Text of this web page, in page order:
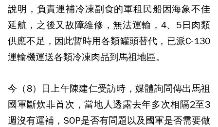
說明，負責運補冷凍副食的軍租民船因海象不佳
延航，之後又故障維修，無法運輸，4、5日肉類
供應不足，因此暫時用各類罐頭替代，已派C-130
運輸機運送各類冷凍肉品到馬祖地區。
今（8）日上午陳建仁受訪時，媒體詢問傳出馬祖
國軍斷炊非首次，當地人透露去年多次相隔2至3
週沒有運補，SOP是否有問題以及國軍是否需要做